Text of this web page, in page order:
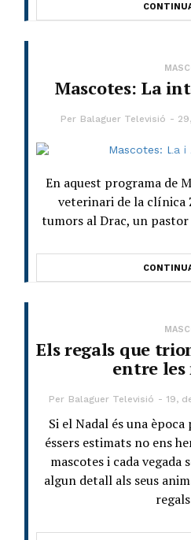
Mascotes: La
Per Balaguer Televisió
En aquest programa de
veterinari de la clínica
tumors al Drac, un pastor
Els regals que
entre les
Per Balaguer Televisió 19,
Si el Nadal és una
éssers estimats no ens
mascotes i cada vegada
algun detall als seus